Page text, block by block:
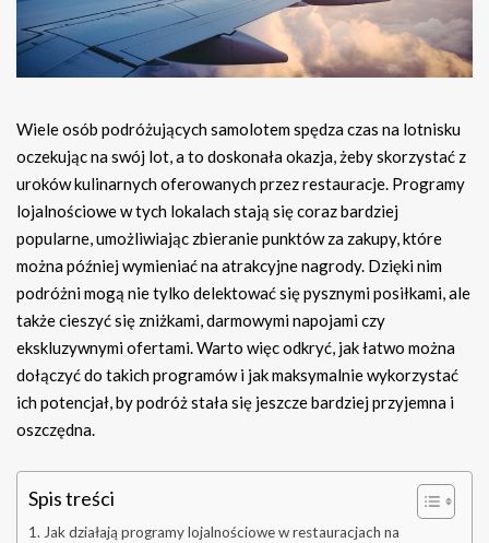
Wiele osób podróżujących samolotem spędza czas na lotnisku
oczekując na swój lot, a to doskonała okazja, żeby skorzystać z
uroków kulinarnych oferowanych przez restauracje. Programy
lojalnościowe w tych lokalach stają się coraz bardziej
popularne, umożliwiając zbieranie punktów za zakupy, które
można później wymieniać na atrakcyjne nagrody. Dzięki nim
podróżni mogą nie tylko delektować się pysznymi posiłkami, ale
także cieszyć się zniżkami, darmowymi napojami czy
ekskluzywnymi ofertami. Warto więc odkryć, jak łatwo można
dołączyć do takich programów i jak maksymalnie wykorzystać
ich potencjał, by podróż stała się jeszcze bardziej przyjemna i
oszczędna.
Spis treści
Jak działają programy lojalnościowe w restauracjach na